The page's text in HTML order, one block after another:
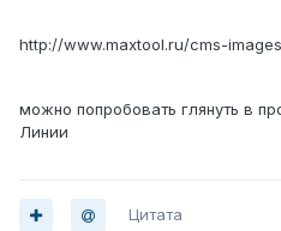
http://www.maxtool.ru/cms-
можно попробовать глянуть в
Линии
Цитата